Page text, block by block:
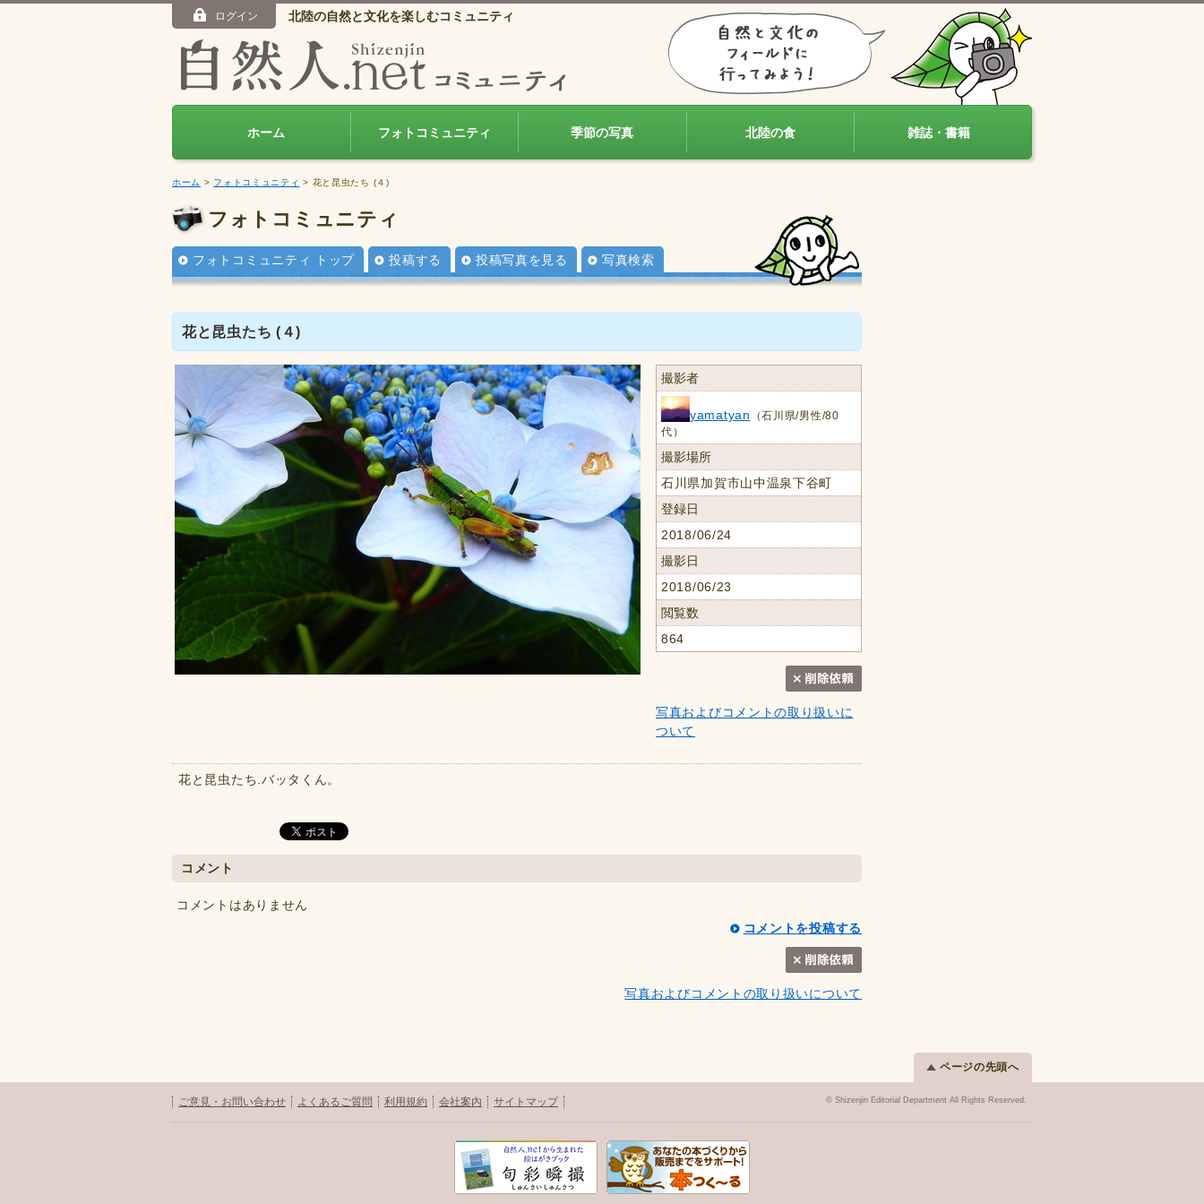
ログイン 北陸の自然と文化を楽しむコミュニティ
ホーム フォトコミュニティ 季節の写真 北陸の食 雑誌・書籍
ホーム > フォトコミュニティ > 花と昆虫たち (４)
フォトコミュニティ
フォトコミュニティ トップ 投稿する 投稿写真を見る 写真検索
花と昆虫たち (４)
撮影者
yamatyan
（石川県/男性/80
代）
撮影場所
石川県加賀市山中温泉下谷町
登録日
2018/06/24
撮影日
2018/06/23
閲覧数
864
写真およびコメントの取り扱いに
ついて
花と昆虫たち.バッタくん。
コメント
コメントはありません
コメントを投稿する
写真およびコメントの取り扱いについて
ページの先頭へ
ご意見・お問い合わせ よくあるご質問 利用規約 会社案内 サイトマップ © Shizenjin Editorial Department All Rights Reserved.